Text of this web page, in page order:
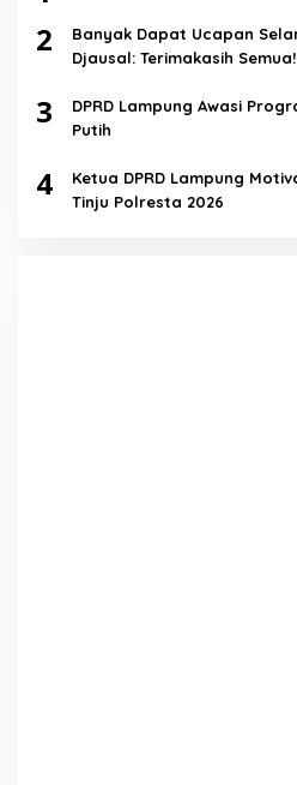
2
Banyak Dapat Ucapan
Djausal: Terimakasih Semua!
3
DPRD Lampung Awasi
Putih
4
Ketua DPRD Lampung
Tinju Polresta 2026